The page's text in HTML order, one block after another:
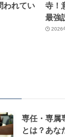
われてい
寺！
最強
2026
専任・専属
とは？あな